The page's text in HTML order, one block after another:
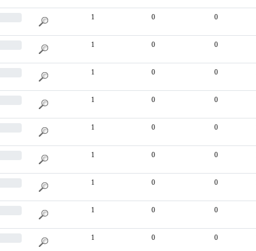
1 0 0
1 0 0
1 0 0
1 0 0
1 0 0
1 0 0
1 0 0
1 0 0
1 0 0